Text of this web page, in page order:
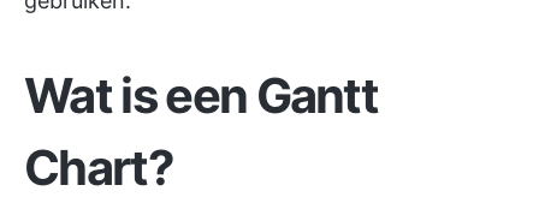
Wat is een Gantt
Chart?